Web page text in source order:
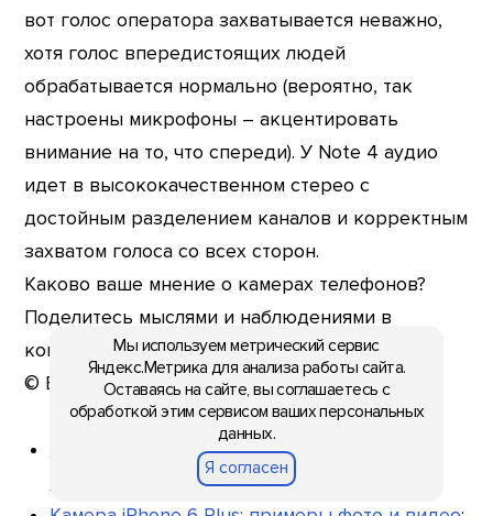
вот голос оператора захватывается неважно,
хотя голос впередистоящих людей
обрабатывается нормально (вероятно, так
настроены микрофоны – акцентировать
внимание на то, что спереди). У Note 4 аудио
идет в высококачественном стерео с
достойным разделением каналов и корректным
захватом голоса со всех сторон.
Каково ваше мнение о камерах телефонов?
Поделитесь мыслями и наблюдениями в
комментариях.
© Евгений Макаров.Mobiltelefon
Обзор Samsung Galaxy Note 4: блокнот в
металлической обложке;
Мы используем метрический сервис
Яндекс.Метрика для анализа работы сайта.
Оставаясь на сайте, вы соглашаетесь с
обработкой этим сервисом ваших персональных
данных.
Я согласен